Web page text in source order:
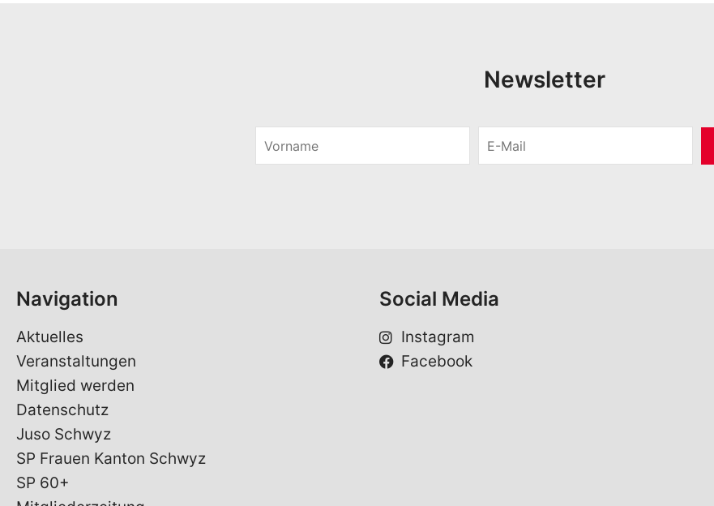
Newsletter
r
M
Navigation
Aktuelles
Veranstaltungen
Mitglied werden
Datenschutz
Juso Schwyz
SP Frauen Kanton Schwyz
SP 60+
Social Media
Instagram
Facebook